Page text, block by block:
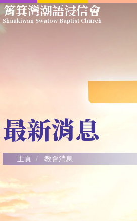
Skip
to筲箕灣潮語浸信會
Shaukiwan Swatow Baptist Church
最新消息
主頁 教會消息